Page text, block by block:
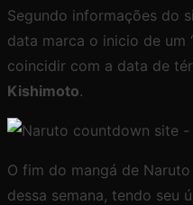
Segundo informações do
data marca o inicio de um
coincidir com a data de
Kishimoto.
O fim do mangá de
dessa semana, tendo seu